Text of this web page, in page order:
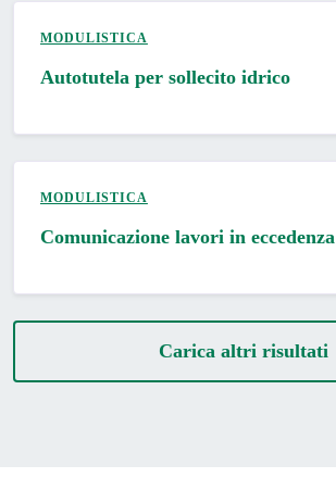
MODULISTICA
Autotutela per sollecito idrico
MODULISTICA
Comunicazione lavori in eccedenza
Carica altri risultati